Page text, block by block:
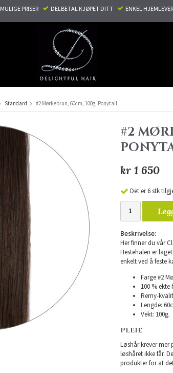
PRISER DELBETAL KJØPET DITT ​ ENKEL
Standard #2 Mørkebrun, 60cm, 100g, Ponytail
#2
kr 1 650
Det er 6 stk
Beskrivelse:
Her finner du vår
Hestehalen er
enkelt ved å feste
Farge #2
100 % ekte
Remy-
Lengde:
Vekt: 100g.
PLEIE
Løshår krever
løshåret ikke får.
produkter for at